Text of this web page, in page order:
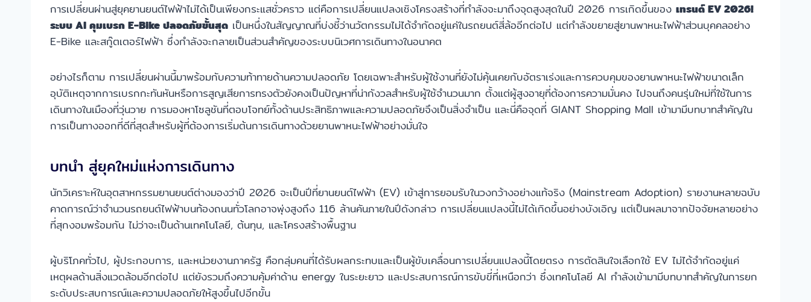
การเปลี่ยนผ่านสู่ยุคยานยนต์ไฟฟ้าไม่ได้เป็นเพียงกระแสชั่วคราว แต่คือการเปลี่ยนแปลงเชิงโครงสร้างที่กำลังจะมาถึงจุดสูงสุดในปี 2026 การเกิดขึ้นของ เทรนด์ EV 2026!
ระบบ AI คุมเบรก E-Bike ปลอดภัยขั้นสุด เป็นหนึ่งในสัญญาณที่บ่งชี้ว่านวัตกรรมไม่ได้จำกัดอยู่แค่ในรถยนต์สี่ล้ออีกต่อไป แต่กำลังขยายสู่ยานพาหนะไฟฟ้าส่วนบุคคลอย่าง
E-Bike และสกู๊ตเตอร์ไฟฟ้า ซึ่งกำลังจะกลายเป็นส่วนสำคัญของระบบนิเวศการเดินทางในอนาคต
อย่างไรก็ตาม การเปลี่ยนผ่านนี้มาพร้อมกับความท้าทายด้านความปลอดภัย โดยเฉพาะสำหรับผู้ใช้งานที่ยังไม่คุ้นเคยกับอัตราเร่งและการควบคุมของยานพาหนะไฟฟ้าขนาดเล็ก
อุบัติเหตุจากการเบรกกะทันหันหรือการสูญเสียการทรงตัวยังคงเป็นปัญหาที่น่ากังวลสำหรับผู้ใช้จำนวนมาก ตั้งแต่ผู้สูงอายุที่ต้องการความมั่นคง ไปจนถึงคนรุ่นใหม่ที่ใช้ในการ
เดินทางในเมืองที่วุ่นวาย การมองหาโซลูชันที่ตอบโจทย์ทั้งด้านประสิทธิภาพและความปลอดภัยจึงเป็นสิ่งจำเป็น และนี่คือจุดที่ GIANT Shopping Mall เข้ามามีบทบาทสำคัญใน
การเป็นทางออกที่ดีที่สุดสำหรับผู้ที่ต้องการเริ่มต้นการเดินทางด้วยยานพาหนะไฟฟ้าอย่างมั่นใจ
บทนำ สู่ยุคใหม่แห่งการเดินทาง
นักวิเคราะห์ในอุตสาหกรรมยานยนต์ต่างมองว่าปี 2026 จะเป็นปีที่ยานยนต์ไฟฟ้า (EV) เข้าสู่การยอมรับในวงกว้างอย่างแท้จริง (Mainstream Adoption) รายงานหลายฉบับ
คาดการณ์ว่าจำนวนรถยนต์ไฟฟ้าบนท้องถนนทั่วโลกอาจพุ่งสูงถึง 116 ล้านคันภายในปีดังกล่าว การเปลี่ยนแปลงนี้ไม่ได้เกิดขึ้นอย่างบังเอิญ แต่เป็นผลมาจากปัจจัยหลายอย่าง
ที่สุกงอมพร้อมกัน ไม่ว่าจะเป็นด้านเทคโนโลยี, ต้นทุน, และโครงสร้างพื้นฐาน
ผู้บริโภคทั่วไป, ผู้ประกอบการ, และหน่วยงานภาครัฐ คือกลุ่มคนที่ได้รับผลกระทบและเป็นผู้ขับเคลื่อนการเปลี่ยนแปลงนี้โดยตรง การตัดสินใจเลือกใช้ EV ไม่ได้จำกัดอยู่แค่
เหตุผลด้านสิ่งแวดล้อมอีกต่อไป แต่ยังรวมถึงความคุ้มค่าด้าน energy ในระยะยาว และประสบการณ์การขับขี่ที่เหนือกว่า ซึ่งเทคโนโลยี AI กำลังเข้ามามีบทบาทสำคัญในการยก
ระดับประสบการณ์และความปลอดภัยให้สูงขึ้นไปอีกขั้น